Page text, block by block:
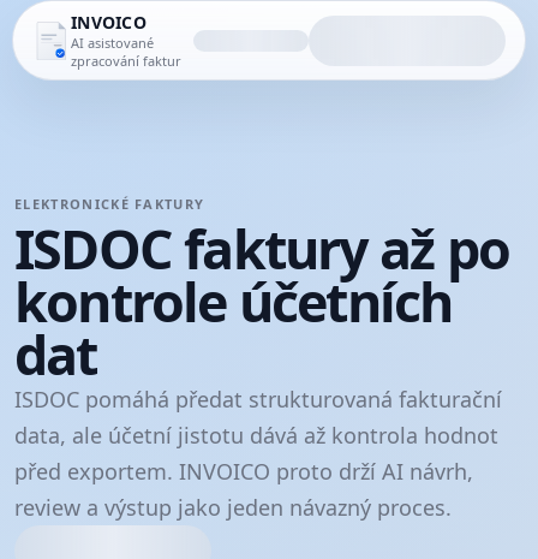
INVOICO
AI asistované
zpracování faktur
ELEKTRONICKÉ FAKTURY
ISDOC faktury až po
kontrole účetních
dat
ISDOC pomáhá předat strukturovaná fakturační
data, ale účetní jistotu dává až kontrola hodnot
před exportem. INVOICO proto drží AI návrh,
review a výstup jako jeden návazný proces.